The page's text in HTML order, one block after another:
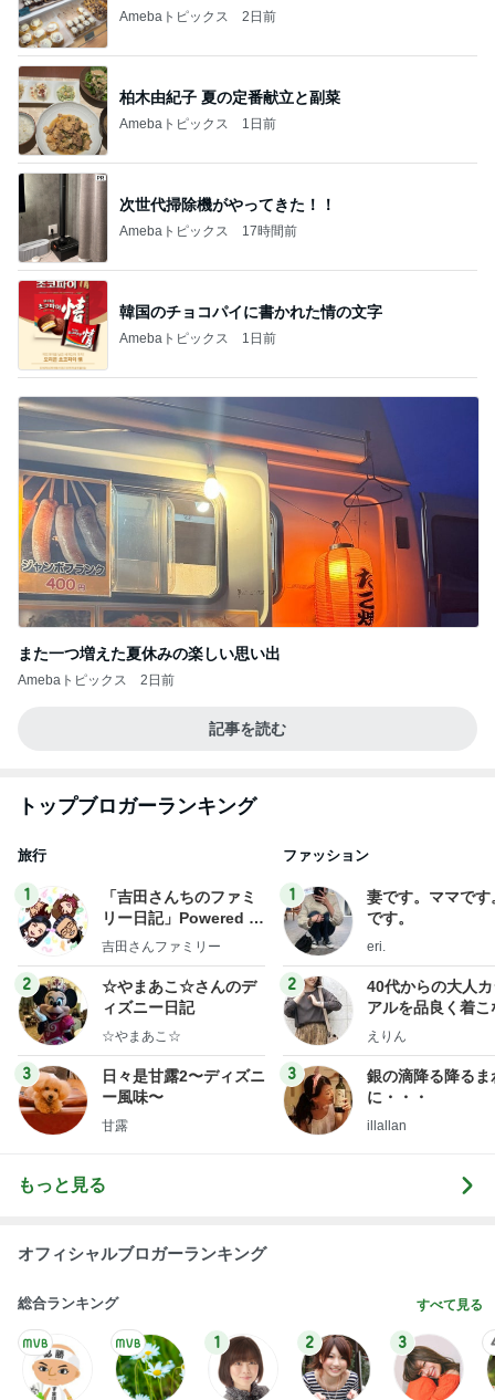
Amebaトピックス 2日前
柏木由紀子 夏の定番献立と副菜
Amebaトピックス 1日前
次世代掃除機がやってきた！！
Amebaトピックス 17時間前
韓国のチョコパイに書かれた情の文字
Amebaトピックス 1日前
また一つ増えた夏休みの楽しい思い出
Amebaトピックス 2日前
記事を読む
トップブロガーランキング
旅行
1
「吉田さんちのファミ
リー日記」Powered b
y Ameba 吉田さんファ
ログ
吉田さんファミリー
2
☆やまあこ☆さんのデ
ィズニー日記
☆やまあこ☆
3
日々是甘露2〜ディズニ
ー風味〜
甘露
ファッション
1
妻です。ママです
です。
eri.
2
40代からの大人
アルを品良く着こ
ファッションブロ
えりん
3
銀の滴降る降るま
に・・・
illallan
もっと見る
オフィシャルブロガーランキング
総合ランキング すべて見る
1 2 3